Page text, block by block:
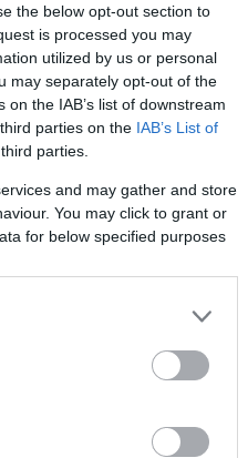
the below opt-out section to
is processed you may
utilized by us or personal
may separately opt-out of the
the IAB’s list of downstream
parties on the IAB’s List of
parties.
and may gather and store
You may click to grant or
for below specified purposes
ΔΙΑΦΗΜΙΣΗ